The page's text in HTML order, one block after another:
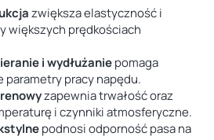
zwiększa elastyczność i
większych prędkościach
i wydłużaniepomaga
pracy napędu.
zapewnia trwałość oraz
i czynniki atmosferyczne.
podnosi odporność pasa na